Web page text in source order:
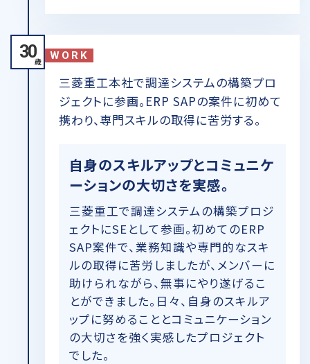
30歳 WORK
三菱重工本社で調達システムの構築プロ
ジェクトに参画。ERP SAPの案件に初めて
携わり、専門スキルの取得に苦労する。
自身のスキルアップとコミュニケ
ーションの大切さを実感。
三菱重工で調達システムの構築プロジ
ェクトにSEとして参画。初めてのERP
SAP案件で、業務知識や専門的なスキ
ルの取得に苦労しましたが、メンバーに
助けられながら、無事にやり遂げるこ
とができました。日々、自身のスキルア
ップに努めることとコミュニケーション
の大切さを強く実感したプロジェクト
でした。